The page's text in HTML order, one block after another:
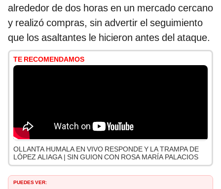
alrededor de dos horas en un mercado cercano
y realizó compras, sin advertir el seguimiento
que los asaltantes le hicieron antes del ataque.
TE RECOMENDAMOS
OLLANTA HUMALA EN VIVO RESPONDE Y LA TRAMPA DE
LÓPEZ ALIAGA | SIN GUION CON ROSA MARÍA PALACIOS
PUEDES VER: